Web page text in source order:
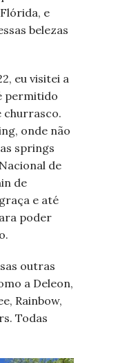
e
belezas
eu visitei a
permitido
churrasco.
onde não
springs
de
de
e até
poder
outras
a Deleon,
Rainbow,
Todas